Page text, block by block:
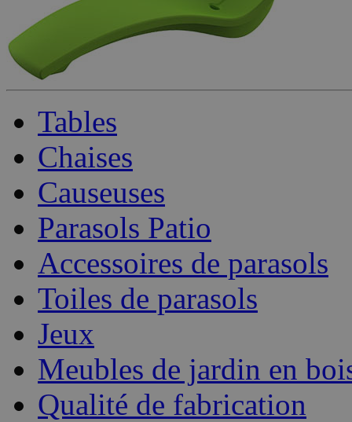
Tables
Chaises
Causeuses
Parasols Patio
Accessoires de parasols
Toiles de parasols
Jeux
Meubles de jardin en
Qualité de fabrication